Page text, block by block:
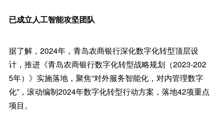
已成立人工智能攻坚团队
据了解，2024年，青岛农商银行深化数字化转型顶层设
计，推进《青岛农商银行数字化转型战略规划（2023-202
5年）》实施落地，聚焦“对外服务智能化，对内管理数字
化”，滚动编制2024年数字化转型行动方案，落地42项重点
项目。